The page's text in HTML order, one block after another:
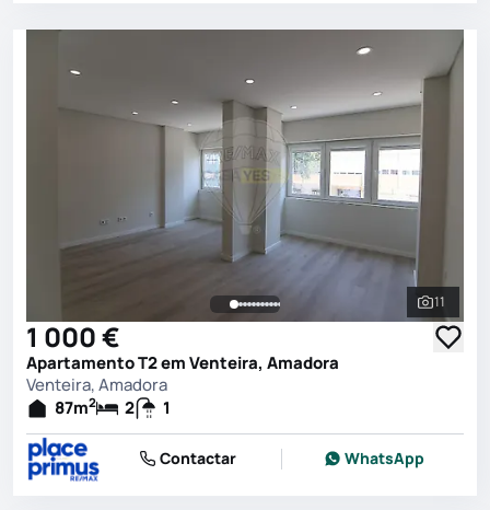
Ver
11
1 000 €
Apartamento T2 em Venteira, Amadora
Venteira, Amadora
87m2 2 1
Contactar WhatsApp